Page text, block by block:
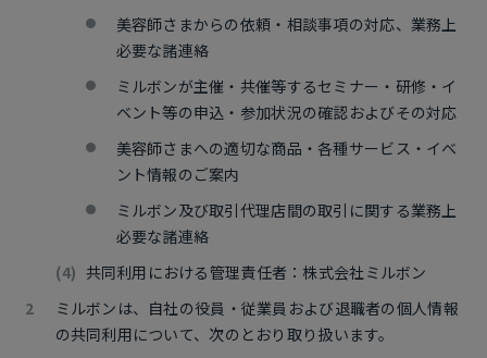
美容師さまからの依頼・相談事項の対応、業務上
必要な諸連絡
ミルボンが主催・共催等するセミナー・研修・イ
ベント等の申込・参加状況の確認およびその対応
美容師さまへの適切な商品・各種サービス・イベ
ント情報のご案内
ミルボン及び取引代理店間の取引に関する業務上
必要な諸連絡
共同利用における管理責任者：株式会社ミルボン
ミルボンは、自社の役員・従業員および退職者の個人情報
の共同利用について、次のとおり取り扱います。